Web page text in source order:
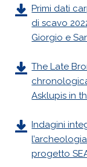
Primi dati
di scavo
Giorgio e
The Late
Asklupis in
Indagini
progetto